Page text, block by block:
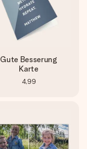
Gute Besserung
Karte
4,99